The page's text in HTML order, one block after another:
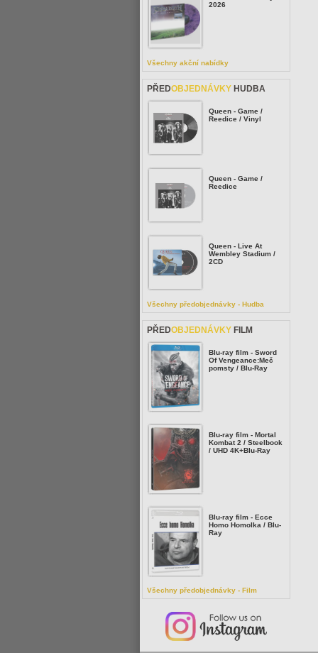
2026
Všechny akční nabídky
PŘEDOBJEDNÁVKY HUDBA
Queen - Game /
Reedice / Vinyl
Queen - Game /
Reedice
Queen - Live At
Wembley Stadium /
2CD
Všechny předobjednávky - Hudba
PŘEDOBJEDNÁVKY FILM
Blu-ray film - Sword
Of Vengeance:Meč
pomsty / Blu-Ray
Blu-ray film - Mortal
Kombat 2 / Steelbook
/ UHD 4K+Blu-Ray
Blu-ray film - Ecce
Homo Homolka / Blu-
Ray
Všechny předobjednávky - Film